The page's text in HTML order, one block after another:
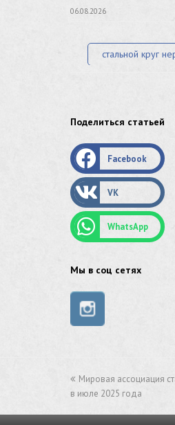
06.08.2026
стальной круг
оцинкованный
оцинкованный
труба
труба
сетка
сетка
сетка из
Поделиться статьей
Facebook
VK
WhatsApp
Мы в соц сетях
Мировая ассоциация
в июле 2025 года